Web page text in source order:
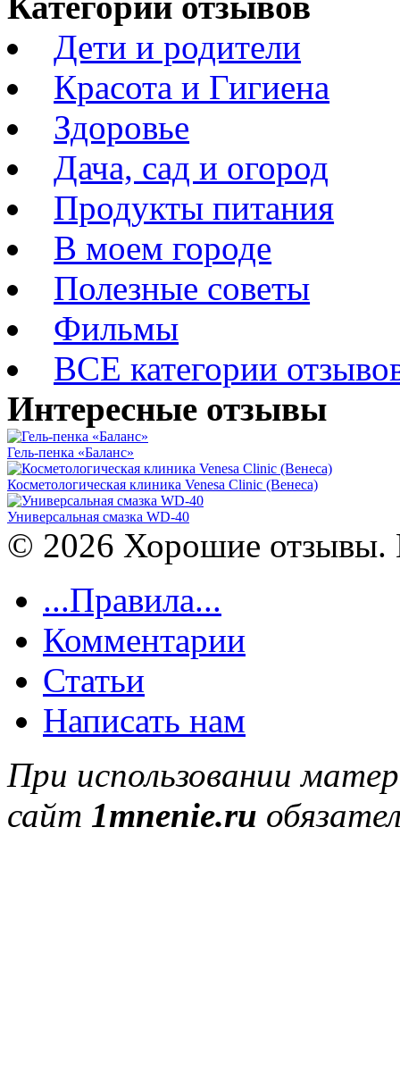
Дети и родители
Красота и Гигиена
Здоровье
Дача, сад и огород
Продукты питания
В моем городе
Полезные советы
Фильмы
ВСЕ категории
Интересные отзывы
Гель-пенка «Баланс»
Косметологическая клиника Venesa Clinic (Венеса)
Универсальная смазка WD-40
© 2026 Хорошие отзывы.
...Правила...
Комментарии
Статьи
Написать нам
При использовании
сайт 1mnenie.ru